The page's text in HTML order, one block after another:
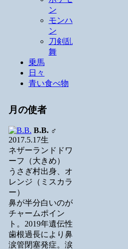
ン
モンハ
ン
刀剣乱
舞
乗馬
日々
青い食べ物
月の使者
B.B.♂
2017.5.17生
ネザーランドドワ
ーフ（大きめ）
うさぎ村出身、オ
レンジ（ミスカラ
ー）
鼻が半分白いのが
チャームポイン
ト。2019年遺伝性
歯根過長により鼻
涙管閉塞発症。涙